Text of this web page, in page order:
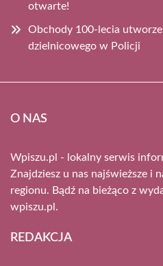
otwarte!
Obchody 100-lecia
dzielnicowego w Policji
O NAS
Wpiszu.pl - lokalny serwis
Znajdziesz u nas najświeższe i
regionu. Bądź na bieżąco z
wpiszu.pl.
REDAKCJA